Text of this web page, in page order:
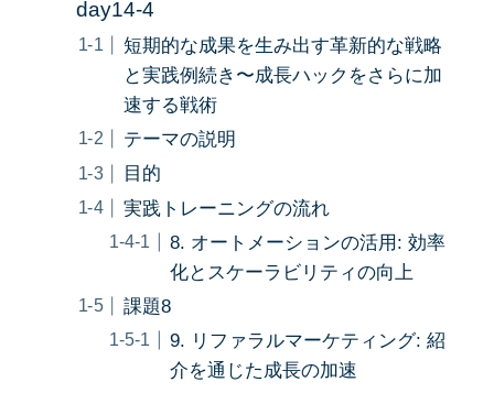
day14-4
短期的な成果を生み出す革新的な戦略
と実践例続き〜成長ハックをさらに加
速する戦術
テーマの説明
目的
実践トレーニングの流れ
8. オートメーションの活用: 効率
化とスケーラビリティの向上
課題8
9. リファラルマーケティング: 紹
介を通じた成長の加速